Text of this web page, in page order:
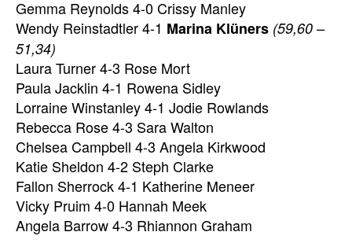
Gemma Reynolds 4-0 Crissy Manley
Wendy Reinstadtler 4-1 Marina Klüners (59,60 –
51,34)
Laura Turner 4-3 Rose Mort
Paula Jacklin 4-1 Rowena Sidley
Lorraine Winstanley 4-1 Jodie Rowlands
Rebecca Rose 4-3 Sara Walton
Chelsea Campbell 4-3 Angela Kirkwood
Katie Sheldon 4-2 Steph Clarke
Fallon Sherrock 4-1 Katherine Meneer
Vicky Pruim 4-0 Hannah Meek
Angela Barrow 4-3 Rhiannon Graham